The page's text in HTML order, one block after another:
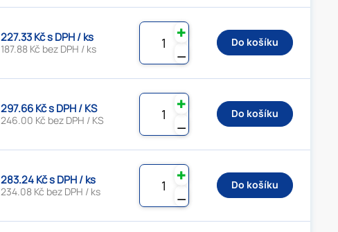
227.33 Kč s DPH / ks
187.88 Kč bez DPH / ks ⚊
✚
Do košíku
297.66 Kč s DPH / KS
246.00 Kč bez DPH / KS ⚊
✚
Do košíku
283.24 Kč s DPH / ks
234.08 Kč bez DPH / ks ⚊
✚
Do košíku